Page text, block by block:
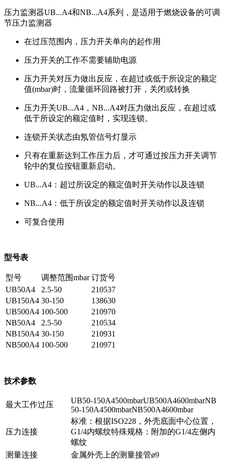
压力监测器UB...A4和NB...A4系列，是适用于燃烧设备的可调
节压力监测器
在过压范围内，压力开关单向的起作用
压力开关的工作不需要辅助电源
压力开关对压力做出反应，在超过或低于所设定的额定
值(mbar)时，流量循环回路被打开，关闭或转换
压力开关UB...A4，NB...A4对压力做出反应，在超过或
低于所设定的额定值时，实现连锁。
连锁开关状态由氖管信号灯显示
只有在重新达到工作压力后，才可通过按压力开关调节
轮中的复位按钮重新启动。
UB...A4：超过所设定的额定值时开关动作以及连锁
NB...A4：低于所设定的额定值时开关动作以及连锁
可复合使用
型号表
型号 调整范围mbar 订货号
UB50A4
2.5-50
210537
UB150A4 30-150
138630
UB500A4 100-500
210970
NB50A4
2.5-50
210534
NB150A4 30-150
210931
NB500A4 100-500 210971
技术参数
最大工作过压
UB50-150A4500mbarUB500A4600mbarNB
50-150A4500mbarNB500A4600mbar
压力连接
标准：根据ISO228，外壳底面中心位置，
G1/4内螺纹特殊规格：附加的G1/4左侧内
螺纹
测量连接
金属外壳上的测量接管ø9